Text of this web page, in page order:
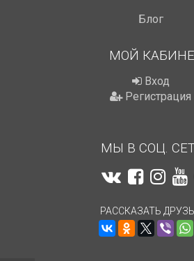
Блог
МОЙ
Вход
Регистрация
МЫ В СОЦ.
РАССКАЗАТЬ